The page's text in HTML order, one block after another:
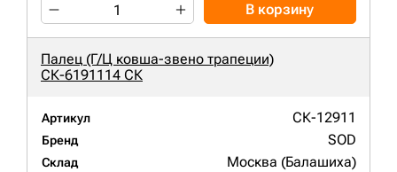
В корзину
Палец (Г/Ц ковша-звено трапеции)
СК-6191114 СК
Артикул СК-12911
Бренд SOD
Склад Москва (Балашиха)